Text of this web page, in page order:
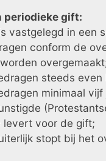
periodieke gift:
vastgelegd in een
conform de
steeds even
minimaal vijf
levert voor de gift;
stopt bij het